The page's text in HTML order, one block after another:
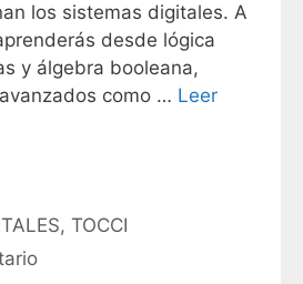
los sistemas digitales. A
desde lógica
y álgebra booleana,
como … Leer
,TOCCI